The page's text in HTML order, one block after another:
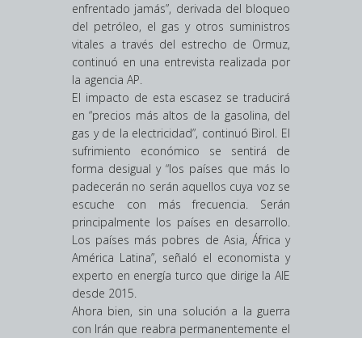
enfrentado jamás”, derivada del bloqueo
del petróleo, el gas y otros suministros
vitales a través del estrecho de Ormuz,
continuó en una entrevista realizada por
la agencia AP.
El impacto de esta escasez se traducirá
en “precios más altos de la gasolina, del
gas y de la electricidad”, continuó Birol. El
sufrimiento económico se sentirá de
forma desigual y “los países que más lo
padecerán no serán aquellos cuya voz se
escuche con más frecuencia. Serán
principalmente los países en desarrollo.
Los países más pobres de Asia, África y
América Latina”, señaló el economista y
experto en energía turco que dirige la AIE
desde 2015.
Ahora bien, sin una solución a la guerra
con Irán que reabra permanentemente el